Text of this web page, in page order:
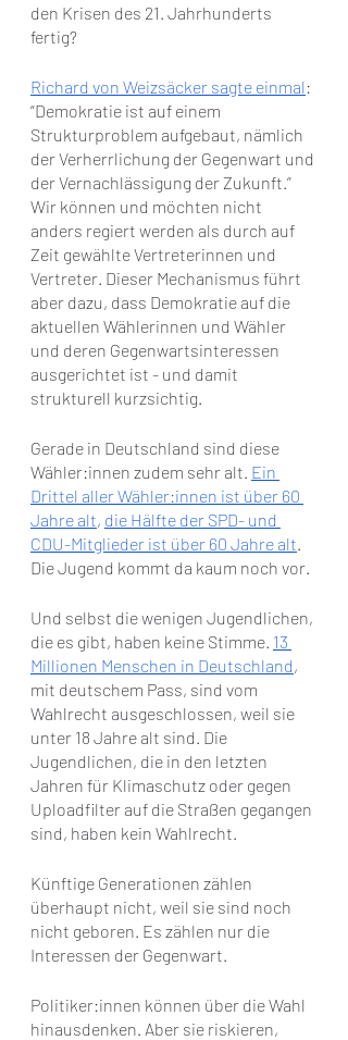
den Krisen des 21. Jahrhunderts
fertig?
Richard von Weizsäcker sagte einmal:
“Demokratie ist auf einem
Strukturproblem aufgebaut, nämlich
der Verherrlichung der Gegenwart und
der Vernachlässigung der Zukunft.”
Wir können und möchten nicht
anders regiert werden als durch auf
Zeit gewählte Vertreterinnen und
Vertreter. Dieser Mechanismus führt
aber dazu, dass Demokratie auf die
aktuellen Wählerinnen und Wähler
und deren Gegenwartsinteressen
ausgerichtet ist - und damit
strukturell kurzsichtig.
Gerade in Deutschland sind diese
Wähler:innen zudem sehr alt. Ein
Drittel aller Wähler:innen ist über 60
Jahre alt, die Hälfte der SPD- und
CDU-Mitglieder ist über 60 Jahre alt.
Die Jugend kommt da kaum noch vor.
Und selbst die wenigen Jugendlichen,
die es gibt, haben keine Stimme. 13
Millionen Menschen in Deutschland,
mit deutschem Pass, sind vom
Wahlrecht ausgeschlossen, weil sie
unter 18 Jahre alt sind. Die
Jugendlichen, die in den letzten
Jahren für Klimaschutz oder gegen
Uploadfilter auf die Straßen gegangen
sind, haben kein Wahlrecht.
Künftige Generationen zählen
überhaupt nicht, weil sie sind noch
nicht geboren. Es zählen nur die
Interessen der Gegenwart.
Politiker:innen können über die Wahl
hinausdenken. Aber sie riskieren,